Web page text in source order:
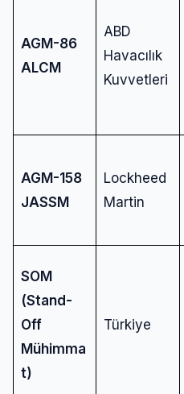
AGM-86
ALCM
ABD
Havacılık
Kuvvetleri
AGM-158
JASSM
Lockheed
Martin
SOM
(Stand-
Off
Mühimma
t)
Türkiye